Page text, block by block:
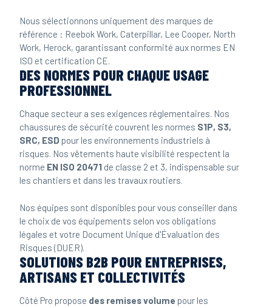
Nous sélectionnons uniquement des marques de
référence : Reebok Work, Caterpillar, Lee Cooper, North
Work, Herock, garantissant conformité aux normes EN
ISO et certification CE.
DES NORMES POUR CHAQUE USAGE
PROFESSIONNEL
Chaque secteur a ses exigences réglementaires. Nos
chaussures de sécurité couvrent les normes S1P, S3,
SRC, ESD pour les environnements industriels à
risques. Nos vêtements haute visibilité respectent la
norme EN ISO 20471 de classe 2 et 3, indispensable sur
les chantiers et dans les travaux routiers.
Nos équipes sont disponibles pour vous conseiller dans
le choix de vos équipements selon vos obligations
légales et votre Document Unique d'Évaluation des
Risques (DUER).
SOLUTIONS B2B POUR ENTREPRISES,
ARTISANS ET COLLECTIVITÉS
Côté Pro propose des remises volume pour les